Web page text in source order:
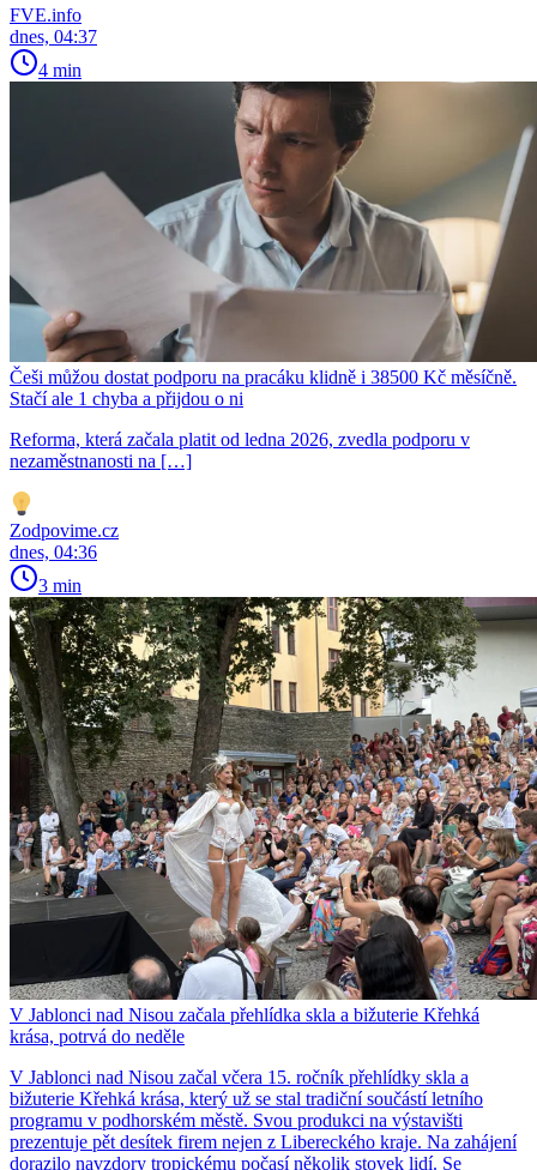
FVE.info
dnes, 04:37
4 min
Češi můžou dostat podporu na pracáku klidně i 38500 Kč měsíčně.
Stačí ale 1 chyba a přijdou o ni
Reforma, která začala platit od ledna 2026, zvedla podporu v
nezaměstnanosti na […]
Zodpovime.cz
dnes, 04:36
3 min
V Jablonci nad Nisou začala přehlídka skla a bižuterie Křehká
krása, potrvá do neděle
V Jablonci nad Nisou začal včera 15. ročník přehlídky skla a
bižuterie Křehká krása, který už se stal tradiční součástí letního
programu v podhorském městě. Svou produkci na výstavišti
prezentuje pět desítek firem nejen z Libereckého kraje. Na zahájení
dorazilo navzdory tropickému počasí několik stovek lidí. Se